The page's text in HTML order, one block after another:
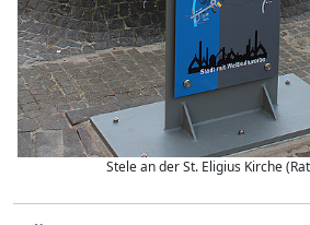
Stele an der St. Eligius Kirche